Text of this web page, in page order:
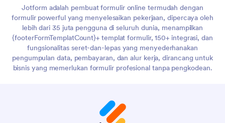
Jotform adalah pembuat formulir online termudah dengan
formulir powerful yang menyelesaikan pekerjaan, dipercaya oleh
lebih dari 35 juta pengguna di seluruh dunia, menampilkan
{footerFormTemplatCount}+ templat formulir, 150+ integrasi, dan
fungsionalitas seret-dan-lepas yang menyederhanakan
pengumpulan data, pembayaran, dan alur kerja, dirancang untuk
bisnis yang memerlukan formulir profesional tanpa pengkodean.